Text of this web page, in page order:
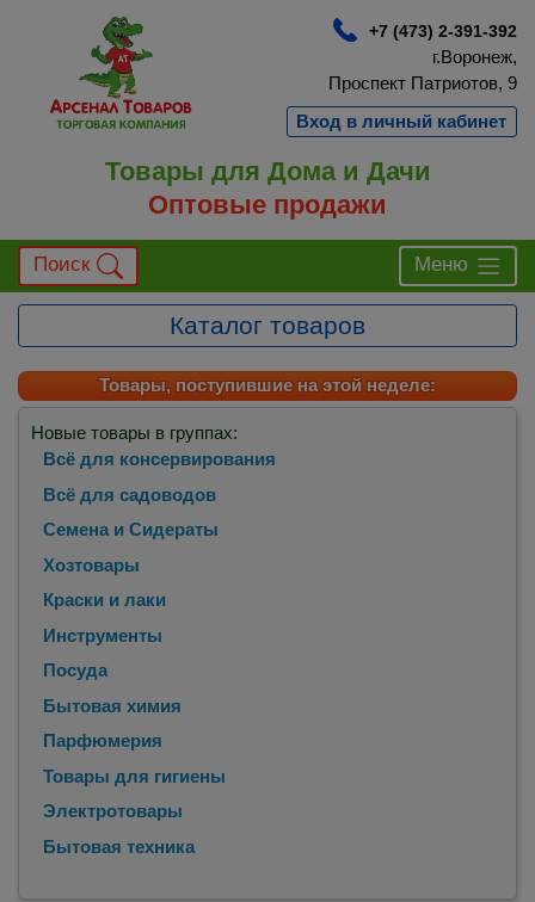
+7 (473) 2-391-392
г.Воронеж,
Проспект Патриотов, 9
Вход в личный кабинет
Товары для Дома и Дачи
Оптовые продажи
Поиск Меню
Каталог товаров
Товары, поступившие на этой неделе:
Новые товары в группах:
Всё для консервирования
Всё для садоводов
Семена и Сидераты
Хозтовары
Краски и лаки
Инструменты
Посуда
Бытовая химия
Парфюмерия
Товары для гигиены
Электротовары
Бытовая техника